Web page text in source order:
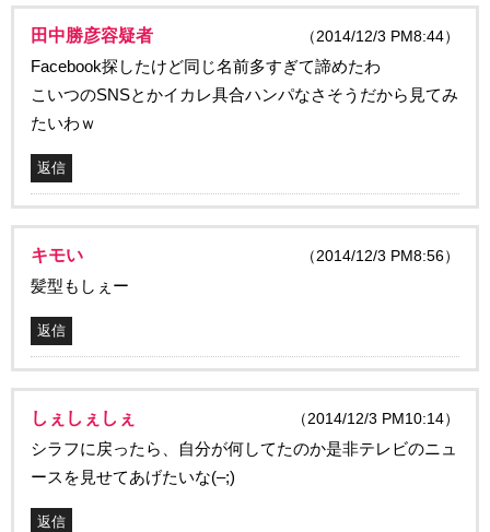
田中勝彦容疑者 （2014/12/3 PM8:44）
Facebook探したけど同じ名前多すぎて諦めたわ
こいつのSNSとかイカレ具合ハンパなさそうだから見てみ
たいわｗ
返信
キモい （2014/12/3 PM8:56）
髪型もしぇー
返信
しぇしぇしぇ （2014/12/3 PM10:14）
シラフに戻ったら、自分が何してたのか是非テレビのニュ
ースを見せてあげたいな(–;)
返信